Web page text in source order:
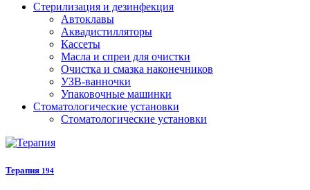
Стерилизация и дезинфекция
Автоклавы
Аквадистилляторы
Кассеты
Масла и спреи для очистки
Очистка и смазка наконечников
УЗВ-ванночки
Упаковочные машинки
Стоматологические установки
Стоматологические установки
Терапия 194